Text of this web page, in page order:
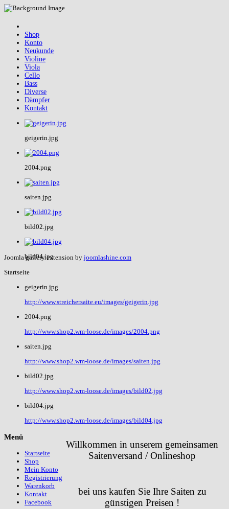
Shop
Konto
Neukunde
Violine
Viola
Cello
Bass
Diverse
Dämpfer
Kontakt
geigerin.jpg
2004.png
saiten.jpg
bild02.jpg
bild04.jpg
Joomla gallery extension by joomlashine.com
Startseite
geigerin.jpg
http://www.streichersaite.eu/images/geigerin.jpg
2004.png
http://www.shop2.wm-loose.de/images/2004.png
saiten.jpg
http://www.shop2.wm-loose.de/images/saiten.jpg
bild02.jpg
http://www.shop2.wm-loose.de/images/bild02.jpg
bild04.jpg
http://www.shop2.wm-loose.de/images/bild04.jpg
Willkommen in unserem gemeinsamen
Saitenversand / Onlineshop
bei uns kaufen Sie Ihre Saiten zu
günstigen Preisen !
Menü
Startseite
Shop
Mein Konto
Registrierung
Warenkorb
Kontakt
Facebook